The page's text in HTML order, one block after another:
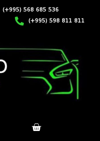
(+995) 568 685 536
(+995) 598 811 811